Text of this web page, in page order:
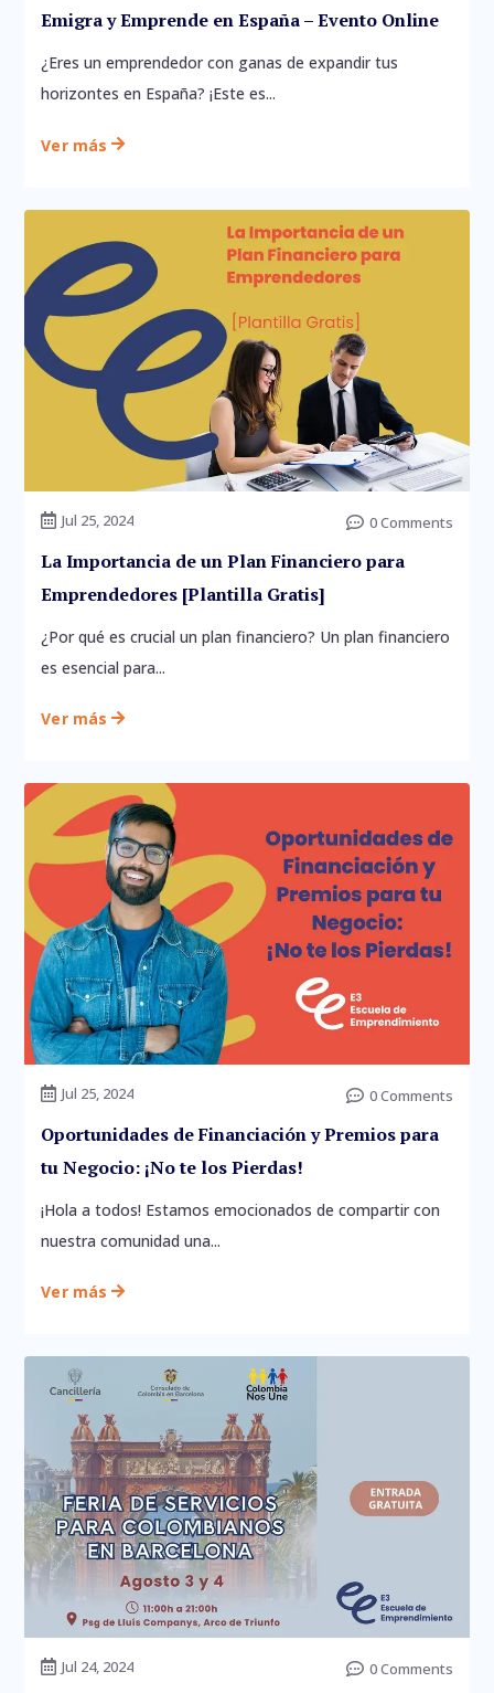
Emigra y Emprende en España – Evento Online
¿Eres un emprendedor con ganas de expandir tus
horizontes en España? ¡Este es...
Ver más 
 Jul 25, 2024  0 Comments
La Importancia de un Plan Financiero para
Emprendedores [Plantilla Gratis]
¿Por qué es crucial un plan financiero? Un plan financiero
es esencial para...
Ver más 
 Jul 25, 2024  0 Comments
Oportunidades de Financiación y Premios para
tu Negocio: ¡No te los Pierdas!
¡Hola a todos! Estamos emocionados de compartir con
nuestra comunidad una...
Ver más 
 Jul 24, 2024  0 Comments